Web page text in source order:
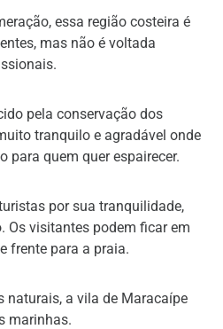
essa região costeira é
mas não é voltada
pela conservação dos
tranquilo e agradável onde
para quem quer espairecer.
por sua tranquilidade,
Os visitantes podem ficar em
frente para a praia.
naturais, a vila de Maracaípe
marinhas.